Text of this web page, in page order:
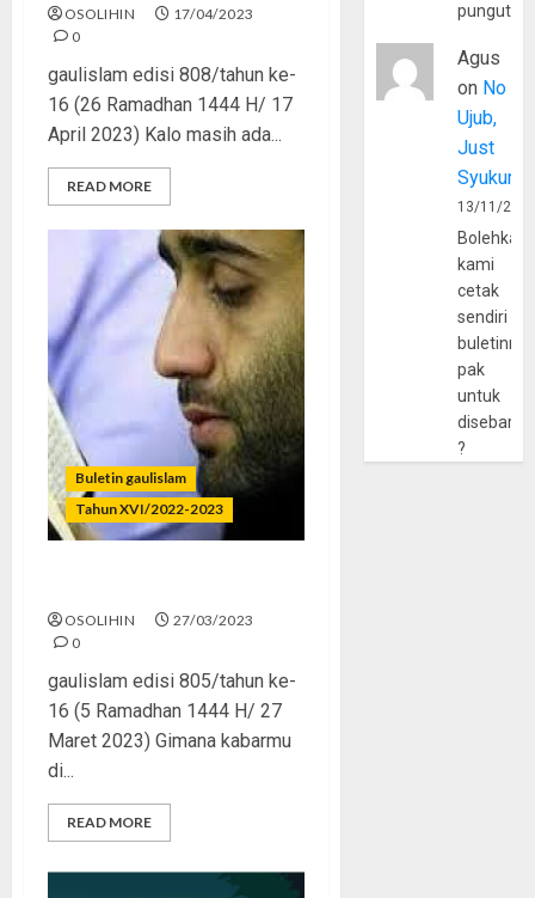
OSOLIHIN
17/04/2023
0
gaulislam edisi 808/tahun ke-
16 (26 Ramadhan 1444 H/ 17
April 2023) Kalo masih ada...
READ MORE
Buletin gaulislam
Tahun XVI/2022-2023
OSOLIHIN
27/03/2023
0
gaulislam edisi 805/tahun ke-
16 (5 Ramadhan 1444 H/ 27
Maret 2023) Gimana kabarmu
di...
READ MORE
Agus
on No
Ujub,
Just
Syukur
13/11/
Bolehkah
kami
cetak
sendiri
pak
untuk
?